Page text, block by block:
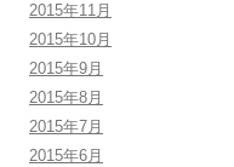
2015年11月
2015年10月
2015年9月
2015年8月
2015年7月
2015年6月